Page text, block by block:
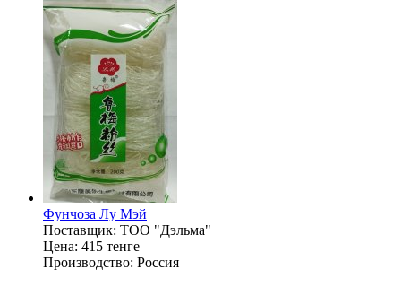
Фунчоза Лу Мэй
Поставщик: ТОО "Дэльма"
Цена: 415 тенге
Производство: Россия